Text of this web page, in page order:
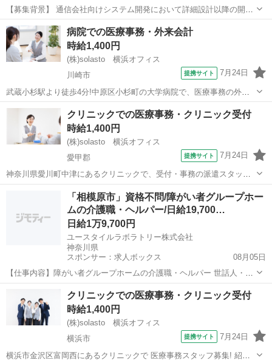
【募集背景】 通信会社向けシステム開発において詳細設計以降の開発
体制を強化するための募集になります。 【作業内容】 通信会社向けシ
ステムの詳細設計以降の工程をご担当いただきます。機能設計をイン
プットにした詳細設計書の作成を...
神奈川 武蔵小杉駅 エンジニア
病院での医療事務・外来会計
時給1,400円
(株)solasto 横浜オフィス
川崎市
提携サイト 7月24日
武蔵小杉駅より徒歩4分!中原区小杉町の大学病院で、医療事務の外来
計算の派遣スタッフを募集します。 病院のバックオフィスでの事務業
務なので、黙々集中してお仕事したい方におすすめです。 医療機関の
外来計算やレセプト業務のご経験が...
神奈川 川崎市 データ入力
クリニックでの医療事務・クリニック受付
時給1,400円
(株)solasto 横浜オフィス
愛甲郡
提携サイト 7月24日
神奈川県愛川町中津にあるクリニックで、受付・事務の派遣スタッフ
募集です。 患者様の受付や会計、電話対応、カルテ入力やレセプトな
どの医療事務をお任せします。 無資格OK◎医療機関での受付・会計
などの医療事務経験が活かせる派遣...
データ入力
「相模原市」資格不問/障がい者グループホー
ムの介護職・ヘルパー/日給19,700…
日給1万9,700円
ユースタイルラボラトリー株式会社
神奈川県
スポンサー：求人ボックス
08月05日
【仕事内容】障がい者グループホームの介護職・ヘルパー 世話人・生
活支援員としての業務を行っていただきます(夜勤:17:00～翌9:00)。 <
主な業務内容> お食事の準備 食事・入浴・就寝の支援 日常生活の相談
業務 健康管理、記録...
アルバイト・パート
クリニックでの医療事務・クリニック受付
時給1,400円
(株)solasto 横浜オフィス
横浜市
提携サイト 7月24日
横浜市金沢区富岡西にあるクリニックで 医療事務スタッフ募集! 紹介